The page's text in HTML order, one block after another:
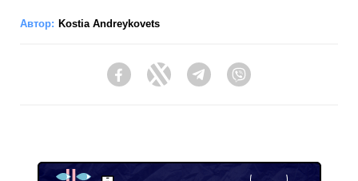
Автор: Kostia Andreykovets
FacebookTwitter Telegram